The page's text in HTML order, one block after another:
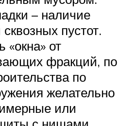
– наличие
пустот.
«окна» от
фракций, по
по
желательно
или